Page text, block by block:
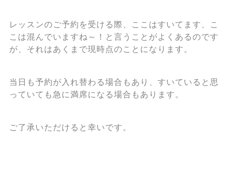
レッスンのご予約を受ける際、ここはすいてます、こ
こは混んでいますね～！と言うことがよくあるのです
が、それはあくまで現時点のことになります。
当日も予約が入れ替わる場合もあり、すいていると思
っていても急に満席になる場合もあります。
ご了承いただけると幸いです。